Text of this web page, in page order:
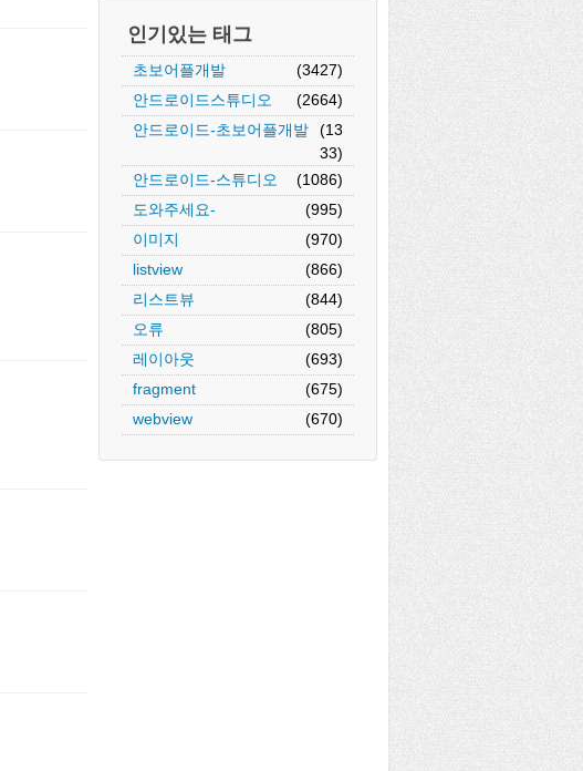
인기있는 태그
초보어플개발
(3427)
안드로이드스튜디오
(2664)
안드로이드-초보어플개발
(13
33)
안드로이드-스튜디오
(1086)
도와주세요-
(995)
이미지
(970)
listview
(866)
리스트뷰
(844)
오류
(805)
레이아웃
(693)
fragment
(675)
webview
(670)